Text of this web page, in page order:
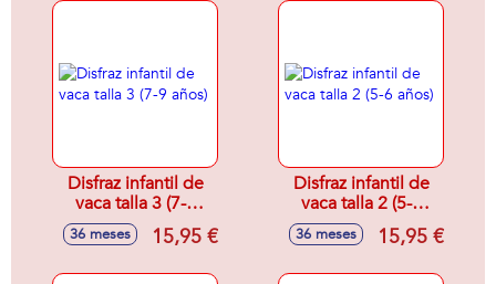
Disfraz infantil de
vaca talla 3 (7-9
años)
36 meses 15,95 €
Disfraz infantil de
vaca talla 2 (5-6
años)
36 meses 15,95 €